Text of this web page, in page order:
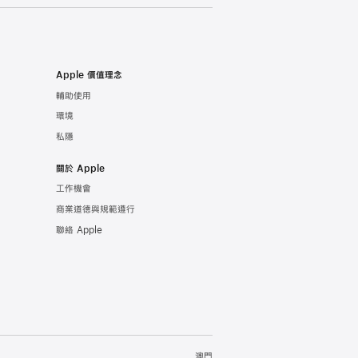
Apple 價值理念
輔助使用
環境
私隱
關於 Apple
工作機會
商業道德與規範遵行
聯絡 Apple